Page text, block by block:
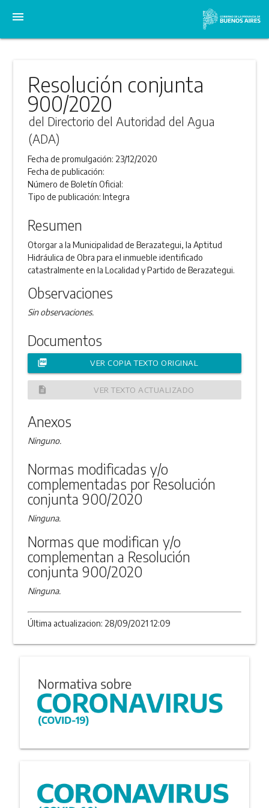
menu
Resolución conjunta
900/2020
del Directorio del Autoridad del Agua
(ADA)
Fecha de promulgación: 23/12/2020
Fecha de publicación:
Número de Boletín Oficial:
Tipo de publicación:Integra
Resumen
Otorgar a la Municipalidad de Berazategui, la Aptitud
Hidráulica de Obra para el inmueble identificado
catastralmente en la Localidad y Partido de Berazategui.
Observaciones
Sin observaciones.
Documentos
picture_as_pdf VER COPIA TEXTO ORIGINAL
description VER TEXTO ACTUALIZADO
Anexos
Ninguno.
Normas modificadas y/o
complementadas por Resolución
conjunta 900/2020
Ninguna.
Normas que modifican y/o
complementan a Resolución
conjunta 900/2020
Ninguna.
Última actualizacion: 28/09/2021 12:09